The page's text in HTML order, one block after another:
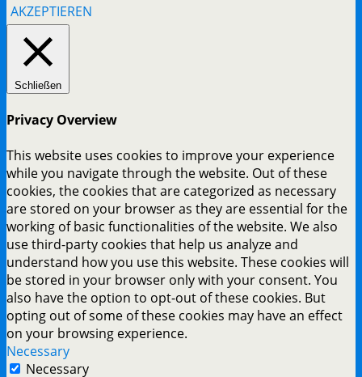
AKZEPTIEREN
Schließen
Privacy Overview
This website uses cookies to improve your experience
while you navigate through the website. Out of these
cookies, the cookies that are categorized as necessary
are stored on your browser as they are essential for the
working of basic functionalities of the website. We also
use third-party cookies that help us analyze and
understand how you use this website. These cookies will
be stored in your browser only with your consent. You
also have the option to opt-out of these cookies. But
opting out of some of these cookies may have an effect
on your browsing experience.
Necessary
Necessary